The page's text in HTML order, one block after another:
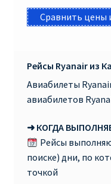
Сравнить цены
Рейсы Ryanair из
Авиабилеты
авиабилетов
➜ КОГДА
Рейсы
поиске) дни, по
точкой